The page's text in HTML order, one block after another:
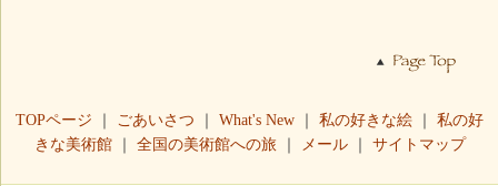
TOPページ ｜ ごあいさつ ｜ What's New ｜ 私の好きな絵 ｜ 私の好
きな美術館｜ 全国の美術館への旅｜ メール｜ サイトマップ